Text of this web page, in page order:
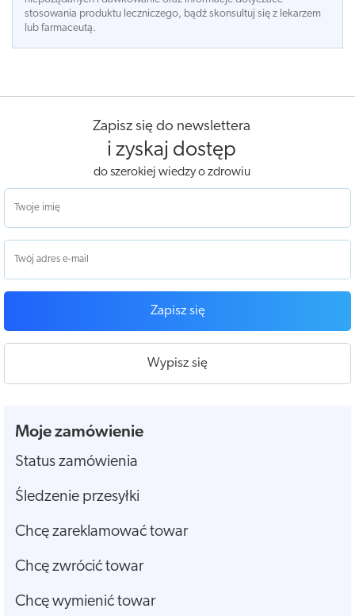
stosowania produktu leczniczego, bądź skonsultuj się z lekarzem
lub farmaceutą.
Zapisz się do newslettera
i zyskaj dostęp
do szerokiej wiedzy o zdrowiu
Zapisz się
Wypisz się
Moje zamówienie
Status zamówienia
Śledzenie przesyłki
Chcę zareklamować towar
Chcę zwrócić towar
Chcę wymienić towar